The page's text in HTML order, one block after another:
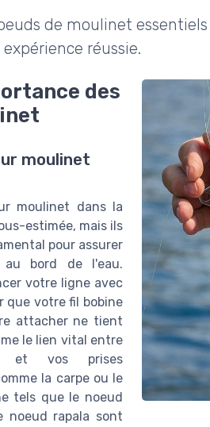
de moulinet
réussie.
des
moulinet
moulinet dans la
estimée, mais ils
pour assurer
bord de l'eau.
votre ligne avec
que votre fil bobine
attacher ne tient
le lien vital entre
et vos prises
la carpe ou le
tels que le noeud
noeud rapala sont